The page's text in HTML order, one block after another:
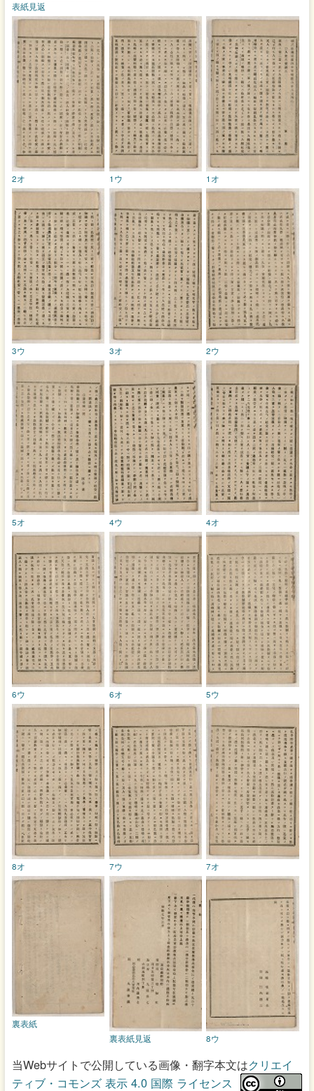
表紙見返
1オ
1ウ
2オ
2ウ
3オ
3ウ
4オ
4ウ
5オ
5ウ
6オ
6ウ
7オ
7ウ
8オ
8ウ
裏表紙見返
裏表紙
当Webサイトで公開している画像・翻字本文はクリエイ
ティブ・コモンズ 表示 4.0 国際 ライセンス